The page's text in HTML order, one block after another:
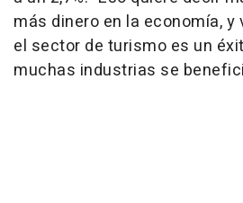
más dinero en la economía,
el sector de turismo es un
muchas industrias se